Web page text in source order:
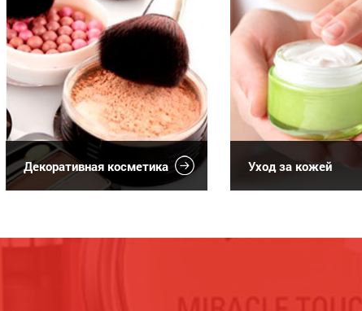
Декоративная косметика Уход за кожей